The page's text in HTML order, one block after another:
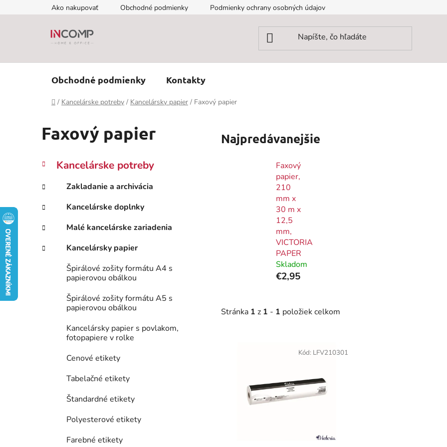
na
Ako nakupovať Obchodné podmienky Podmienky ochrany osobných údajov
Obchodné podmienky Kontakty
Domov
/ Kancelárske potreby / Kancelársky papier / Faxový papier
Faxový papier
B
č
ý
p
n
Preskočiť
kategórie
K
a
e
g
ó
r
e
Kancelárske potreby
Zakladanie a archivácia
Kancelárske doplnky
Malé kancelárske zariadenia
Kancelársky papier
Špirálové zošity formátu A4 s
papierovou obálkou
Špirálové zošity formátu A5 s
papierovou obálkou
Kancelársky papier s povlakom,
fotopapiere v rolke
Cenové etikety
Tabelačné etikety
Štandardné etikety
Polyesterové etikety
Farebné etikety
Najpredávanejšie
Faxový
papier,
210
mm x
30 m x
12,5
mm,
VICTORIA
PAPER
Skladom
€2,95
Stránka 1 z 1 - 1 položiek celkom
Kód: LFV210301